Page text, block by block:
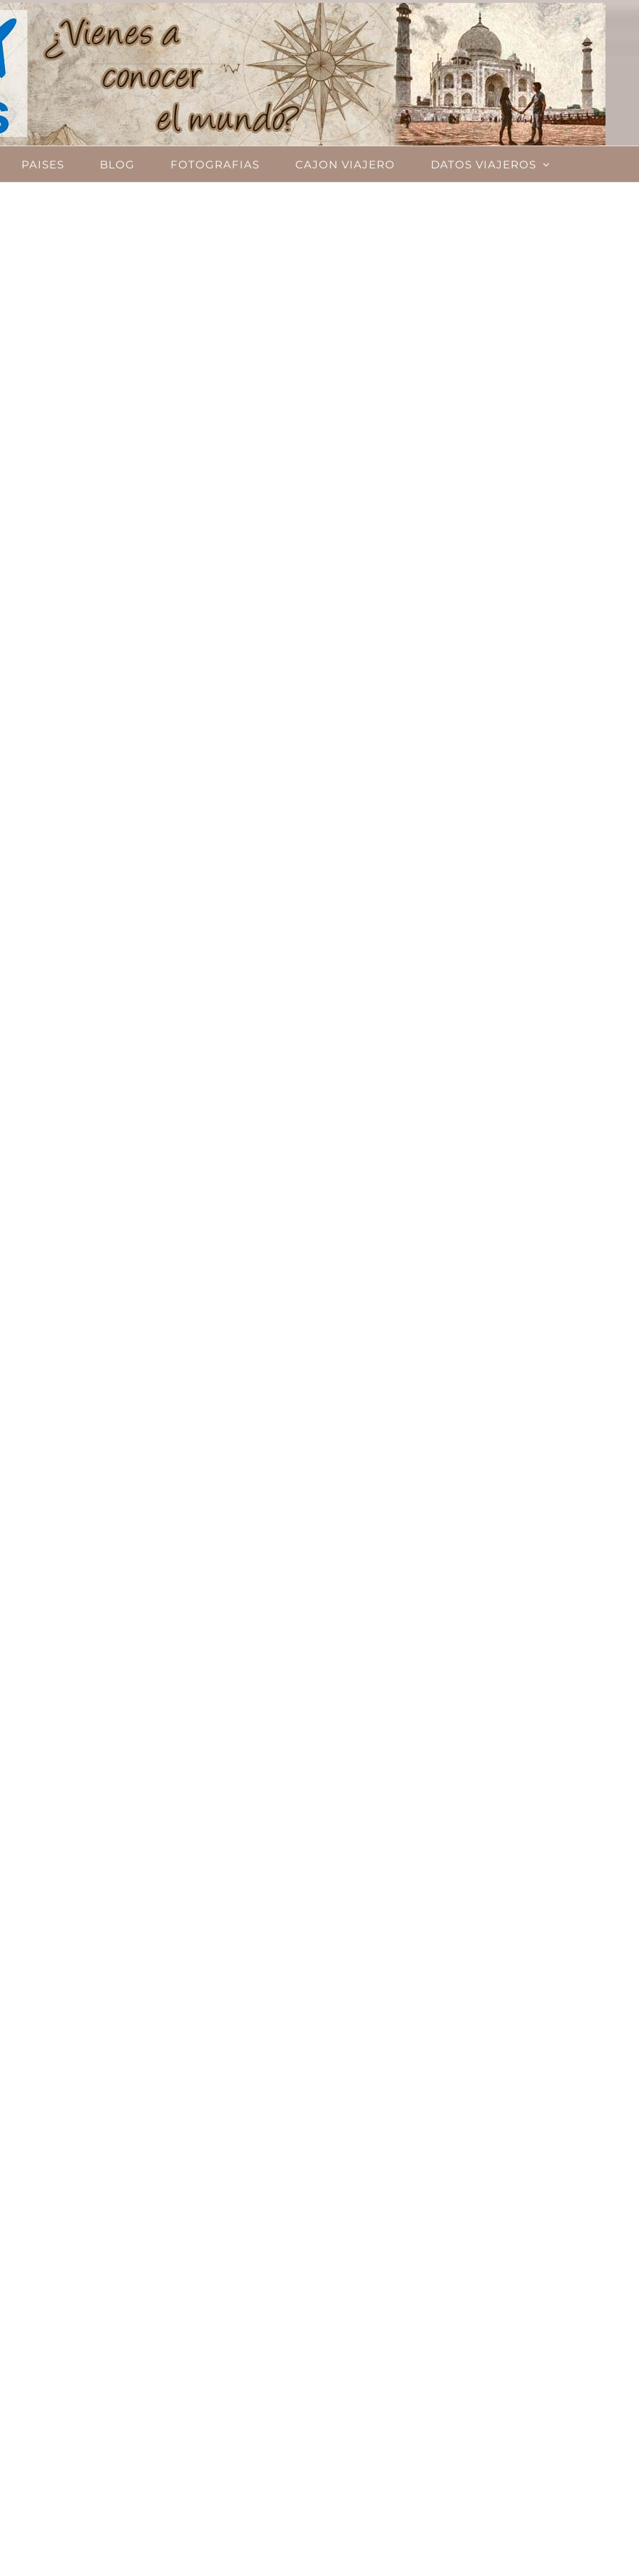
PAISES BLOG FOTOGRAFIAS CAJON VIAJERO DATOS VIAJEROS